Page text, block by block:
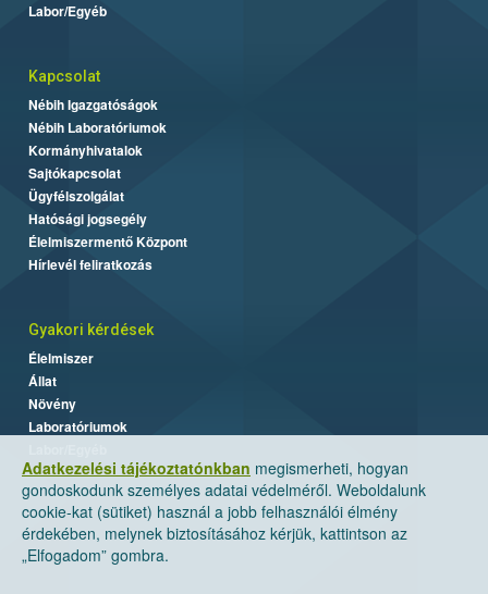
Adatkezelési tájékoztatónkban megismerheti, hogyan
gondoskodunk személyes adatai védelméről. Weboldalunk
cookie-kat (sütiket) használ a jobb felhasználói élmény
érdekében, melynek biztosításához kérjük, kattintson az
„Elfogadom” gombra.
Labor/Egyéb
Kapcsolat
Nébih Igazgatóságok
Nébih Laboratóriumok
Kormányhivatalok
Sajtókapcsolat
Ügyfélszolgálat
Hatósági jogsegély
Élelmiszermentő Központ
Hírlevél feliratkozás
Gyakori kérdések
Élelmiszer
Állat
Növény
Laboratóriumok